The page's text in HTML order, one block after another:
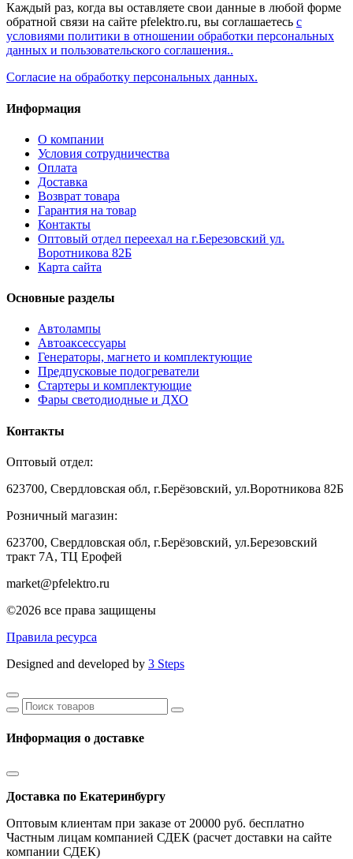
Каждый раз, когда вы оставляете свои данные в любой форме
обратной связи на сайте pfelektro.ru, вы соглашаетесь с
условиями политики в отношении обработки персональных
данных и пользовательского соглашения..
Согласие на обработку персональных данных.
Информация
О компании
Условия сотрудничества
Оплата
Доставка
Возврат товара
Гарантия на товар
Контакты
Оптовый отдел переехал на г.Березовский ул.
Воротникова 82Б
Карта сайта
Основные разделы
Автолампы
Автоаксессуары
Генераторы, магнето и комплектующие
Предпусковые подогреватели
Стартеры и комплектующие
Фары светодиодные и ДХО
Контакты
Оптовый отдел:
623700, Свердловская обл, г.Берёзовский, ул.Воротникова 82Б
Розничный магазин:
623700, Свердловская обл, г.Берёзовский, ул.Березовский
тракт 7А, ТЦ Ерофей
market@pfelektro.ru
©2026 все права защищены
Правила ресурса
Designed and developed by 3 Steps
Информация о доставке
Доставка по Екатеринбургу
Оптовым клиентам при заказе от 20000 руб. бесплатно
Частным лицам компанией СДЕК (расчет доставки на сайте
компании СДЕК)